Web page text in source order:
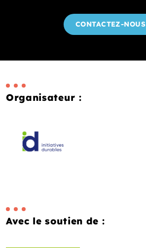
CONTACTEZ-NOUS
Organisateur :
Avec le soutien de :